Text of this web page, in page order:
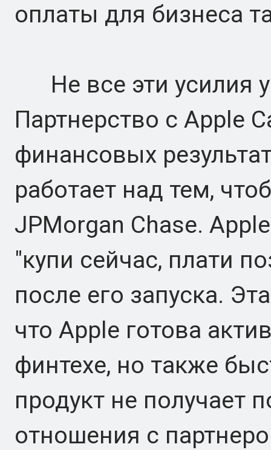
оплаты для бизнеса
Не все эти усилия
Партнерство с Apple
финансовых
работает над тем,
JPMorgan Chase.
"купи сейчас, плати
после его запуска.
что Apple готова
финтехе, но также
продукт не получает
отношения с